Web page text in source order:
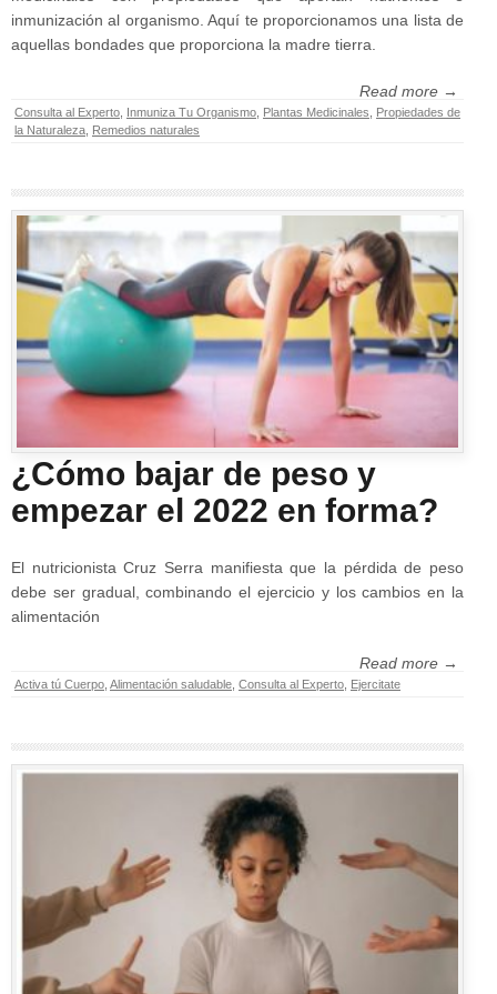
inmunización al organismo. Aquí te proporcionamos una lista de
aquellas bondades que proporciona la madre tierra.
Read more →
Consulta al Experto Inmuniza Tu Organismo Plantas Medicinales
Propiedades de
la Naturaleza
Remedios naturales
¿Cómo bajar de peso y
empezar el 2022 en forma?
El nutricionista Cruz Serra manifiesta que la pérdida de peso
debe ser gradual, combinando el ejercicio y los cambios en la
alimentación
Read more →
Activa tú Cuerpo Alimentación saludable Consulta al Experto Ejercitate